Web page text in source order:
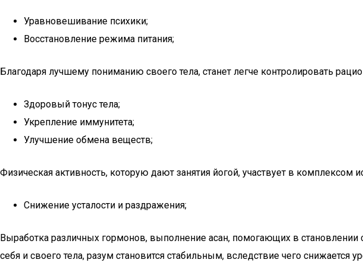
Уравновешивание психики;
Восстановление режима питания;
Благодаря лучшему пониманию своего тела, станет легче контролировать
Здоровый тонус тела;
Укрепление иммунитета;
Улучшение обмена веществ;
Физическая активность, которую дают занятия йогой, участвует в комплексом
Снижение усталости и раздражения;
Выработка различных гормонов, выполнение асан, помогающих в
себя и своего тела, разум становится стабильным, вследствие чего снижается